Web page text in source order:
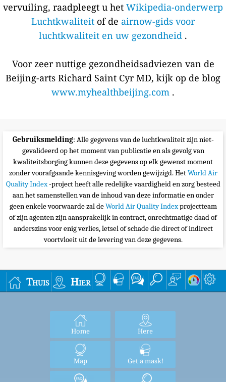
vervuiling, raadpleegt u het Wikipedia-onderwerp
Luchtkwaliteit of de airnow-gids voor
luchtkwaliteit en uw gezondheid .
Voor zeer nuttige gezondheidsadviezen van de
Beijing-arts Richard Saint Cyr MD, kijk op de blog
www.myhealthbeijing.com .
Gebruiksmelding: Alle gegevens van de luchtkwaliteit zijn niet-
gevalideerd op het moment van publicatie en als gevolg van
kwaliteitsborging kunnen deze gegevens op elk gewenst moment
zonder voorafgaande kennisgeving worden gewijzigd. HetWorld Air
Quality Index-project heeft alle redelijke vaardigheid en zorg besteed
aan het samenstellen van de inhoud van deze informatie en onder
geen enkele voorwaarde zal deWorld Air Quality Indexprojectteam
of zijn agenten zijn aansprakelijk in contract, onrechtmatige daad of
anderszins voor enig verlies, letsel of schade die direct of indirect
voortvloeit uit de levering van deze gegevens.
Thuis Hier
Home Here
Map Get a mask!